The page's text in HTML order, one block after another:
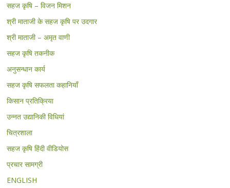
सहज कृषि – विजन मिशन
श्री माताजी के सहज कृषि पर उदगार
श्री माताजी – अमृत वाणी
सहज कृषि तकनीक
अनुसन्धान कार्य
सहज कृषि सफलता कहानियाँ
किसान प्रतिक्रिया
उन्नत उद्यानिकी विधियां
चित्रशाला
सहज कृषि हिंदी वीडियोस
प्रचार सामग्री
ENGLISH